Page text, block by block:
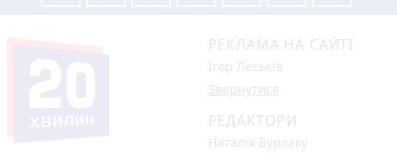
РЕКЛАМА НА САЙТІ
Ігор Леськів
Звернутися
РЕДАКТОРИ
Наталія Бурлаку